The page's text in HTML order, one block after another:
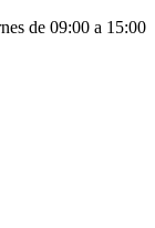
de 09:00 a 15:00